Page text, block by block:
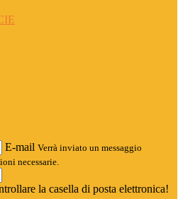
E-mail Verrà inviato un messaggio
necessarie.
la casella di posta elettronica!